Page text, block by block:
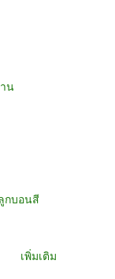
น
กบอนสี
เพิ่มเติม